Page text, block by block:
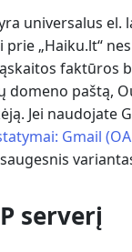
universalus el.
prie „Haiku.lt“
faktūros
domeno paštą,
Jei naudojate
Gmail
serverį